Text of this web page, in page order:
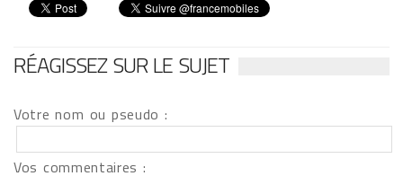
RÉAGISSEZ SUR LE SUJET
Votre nom ou pseudo :
Vos commentaires :